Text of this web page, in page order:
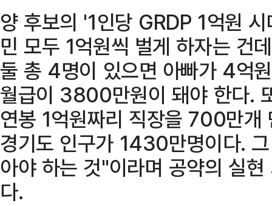
양 후보의 '1인당 GRDP 1억원
민 모두 1억원씩 벌게 하자는 건
둘 총 4명이 있으면 아빠가 4억
월급이 3800만원이 돼야 한다.
연봉 1억원짜리 직장을 700만개
경기도 인구가 1430만명이다.
아야 하는 것"이라며 공약의 실
다.